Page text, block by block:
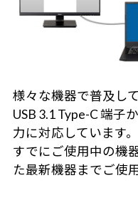
様々な機器で普及し
USB 3.1 Type-C 端子
力に対応しています。
すでにご使用中の機
た最新機器までご使